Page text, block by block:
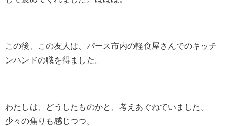
この後、この友人は、パース市内の軽食屋さんでのキッチ
ンハンドの職を得ました。
わたしは、どうしたものかと、考えあぐねていました。
少々の焦りも感じつつ。